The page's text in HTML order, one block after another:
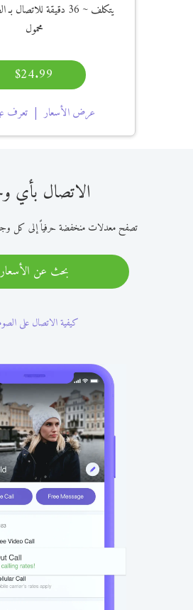
يتكلف~ 36 دقيقة
للاتصال
محمول
$24.99
عرض الأسعار تعرف
الاتصال بأي
تصفح معدلات منخفضة حرفياً إلى كل
بحث عن الأسعار
كيفية الاتصال على